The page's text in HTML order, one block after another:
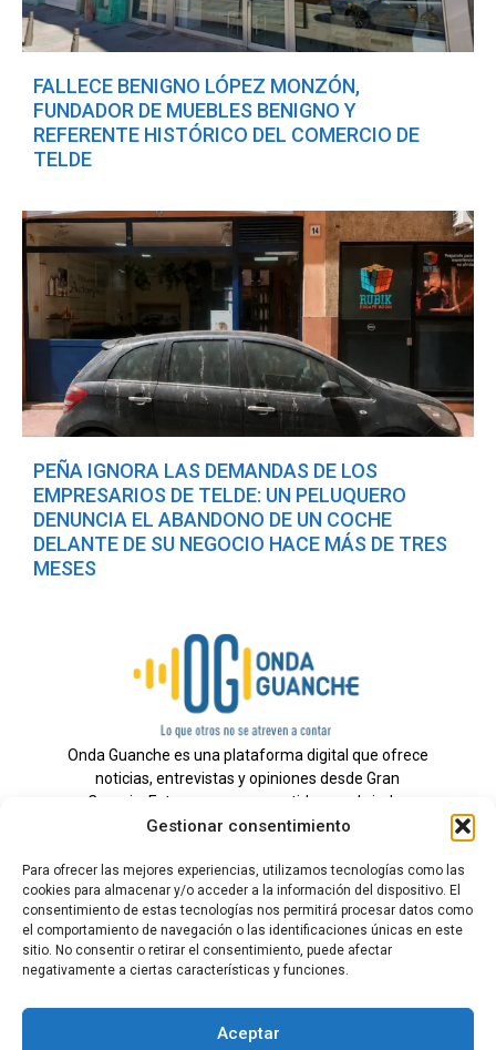
Gestionar consentimiento
Para ofrecer las mejores experiencias, utilizamos tecnologías como las
cookies para almacenar y/o acceder a la información del dispositivo. El
consentimiento de estas tecnologías nos permitirá procesar datos como
el comportamiento de navegación o las identificaciones únicas en este
sitio. No consentir o retirar el consentimiento, puede afectar
negativamente a ciertas características y funciones.
Aceptar
FALLECE BENIGNO LÓPEZ MONZÓN,
FUNDADOR DE MUEBLES BENIGNO Y
REFERENTE HISTÓRICO DEL COMERCIO DE
TELDE
PEÑA IGNORA LAS DEMANDAS DE LOS
EMPRESARIOS DE TELDE: UN PELUQUERO
DENUNCIA EL ABANDONO DE UN COCHE
DELANTE DE SU NEGOCIO HACE MÁS DE TRES
MESES
Onda Guanche es una plataforma digital que ofrece
noticias, entrevistas y opiniones desde Gran
Canaria. Estamos comprometidos con brindar
información veraz y un periodismo independiente a
Todos los derechos reservados.
Radio
Contacto